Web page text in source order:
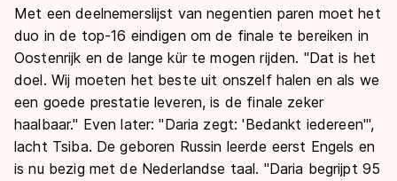
Met een deelnemerslijst van negentien paren moet het
duo in de top-16 eindigen om de finale te bereiken in
Oostenrijk en de lange kür te mogen rijden. "Dat is het
doel. Wij moeten het beste uit onszelf halen en als we
een goede prestatie leveren, is de finale zeker
haalbaar." Even later: "Daria zegt: 'Bedankt iedereen'",
lacht Tsiba. De geboren Russin leerde eerst Engels en
is nu bezig met de Nederlandse taal. "Daria begrijpt 95